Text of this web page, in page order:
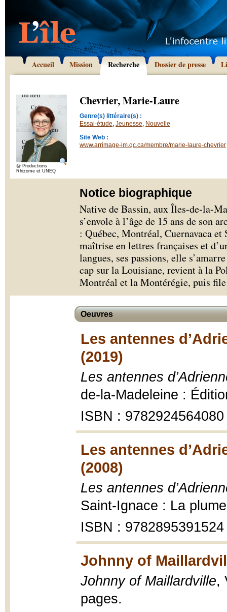
Accueil Mission Recherche Dossier de presse
@ Productions
Rhizome et UNEQ
Chevrier, Marie-Laure
Genre(s) littéraire(s) :
Essai-étude, Jeunesse, Nouvelle
Site Web :
www.arrimage-im.qc.ca/membre/marie-laure-chevrier
Notice biographique
Native de Bassin, aux Îles-de-la-
s’envole à l’âge de 15 ans de son
: Québec, Montréal, Cuernavaca et
maîtrise en lettres françaises et
langues, ses passions, elle
cap sur la Louisiane, revient à la
Montréal et la Montérégie, puis file
Oeuvres
Les antennes
(2019)
Les antennes
de-la-Madeleine :
ISBN : 9782924564080
Les antennes
(2008)
Les antennes
Saint-Ignace : La
ISBN : 9782895391524
Johnny of
Johnny of Maillardville,
pages.